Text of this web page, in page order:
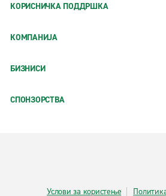
КОРИСНИЧКА ПОДДРШКА
КОМПАНИЈА
БИЗНИСИ
СПОНЗОРСТВА
Услови за користење